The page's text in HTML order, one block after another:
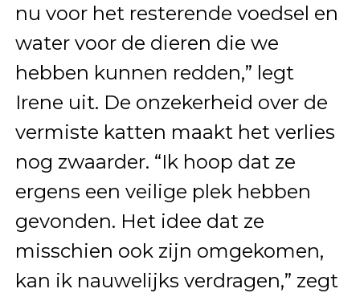
nu voor het resterende voedsel en
water voor de dieren die we
hebben kunnen redden,” legt
Irene uit. De onzekerheid over de
vermiste katten maakt het verlies
nog zwaarder. “Ik hoop dat ze
ergens een veilige plek hebben
gevonden. Het idee dat ze
misschien ook zijn omgekomen,
kan ik nauwelijks verdragen,” zegt